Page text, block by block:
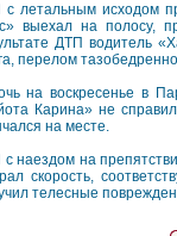
летальным исходом
выехал на полосу,
ДТП водитель
перелом
на воскресенье в
Карина» не
на месте.
наездом на
скорость,
телесные